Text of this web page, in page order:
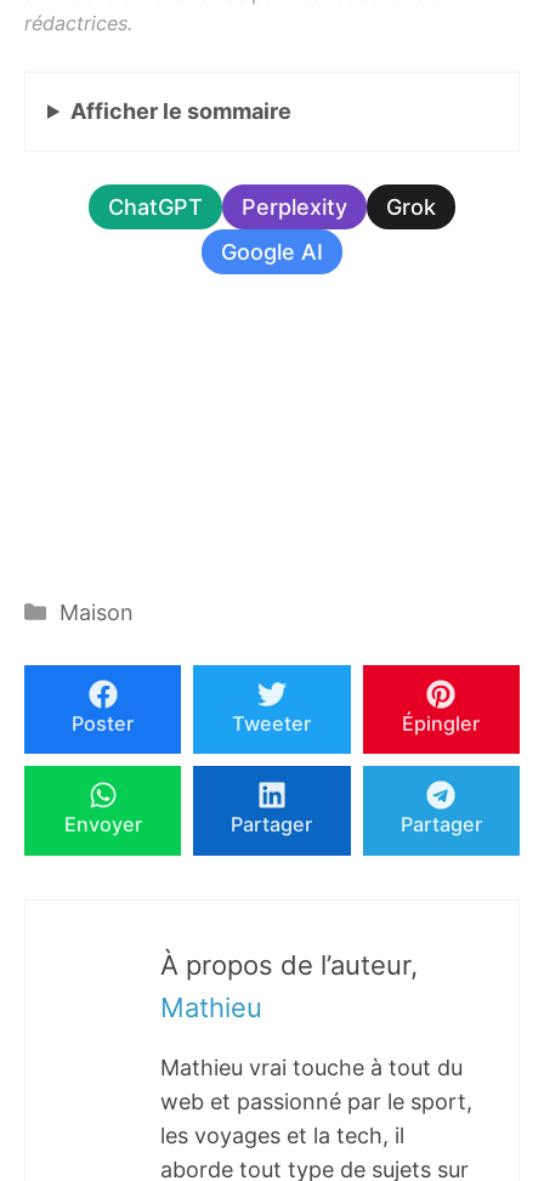
Afficher le sommaire
ChatGPT Perplexity
Grok
Google AI
Catégories
Maison
Poster Tweeter Épingler
Envoyer Partager Partager
À propos de l’auteur,
Mathieu
Mathieu vrai touche à tout du
web et passionné par le sport,
les voyages et la tech, il
aborde tout type de sujets sur